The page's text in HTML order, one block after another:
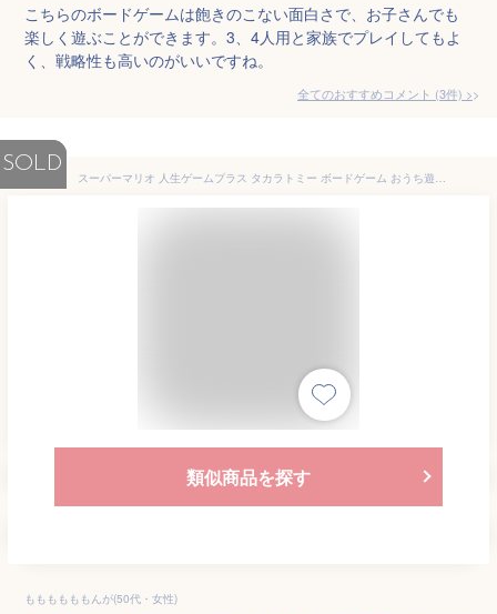
こちらのボードゲームは飽きのこない面白さで、お子さんでも
楽しく遊ぶことができます。3、4人用と家族でプレイしてもよ
く、戦略性も高いのがいいですね。
全てのおすすめコメント (3件) >
SOLD
スーパーマリオ 人生ゲームプラス タカラトミー ボードゲーム おうち遊び マリオ おもちゃ 男の子 女の子 室内遊び 子供 子ども こども 小学生 幼児 家で遊べるおもちゃ 家族 で 遊べる おもちゃ 女の子のおもちゃ 男の子のおもちゃ 親子で遊べる
類似商品を探す
ももももももんが(50代・女性)